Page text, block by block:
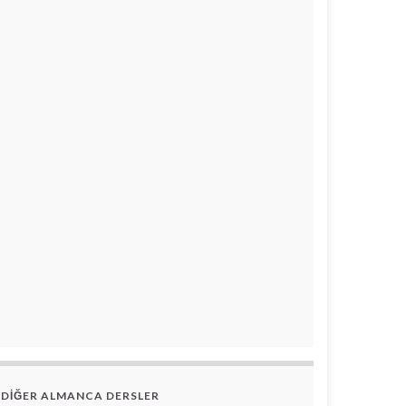
DİĞER ALMANCA DERSLER